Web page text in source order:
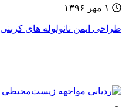
طراحی ایمن نانولوله های کربنی